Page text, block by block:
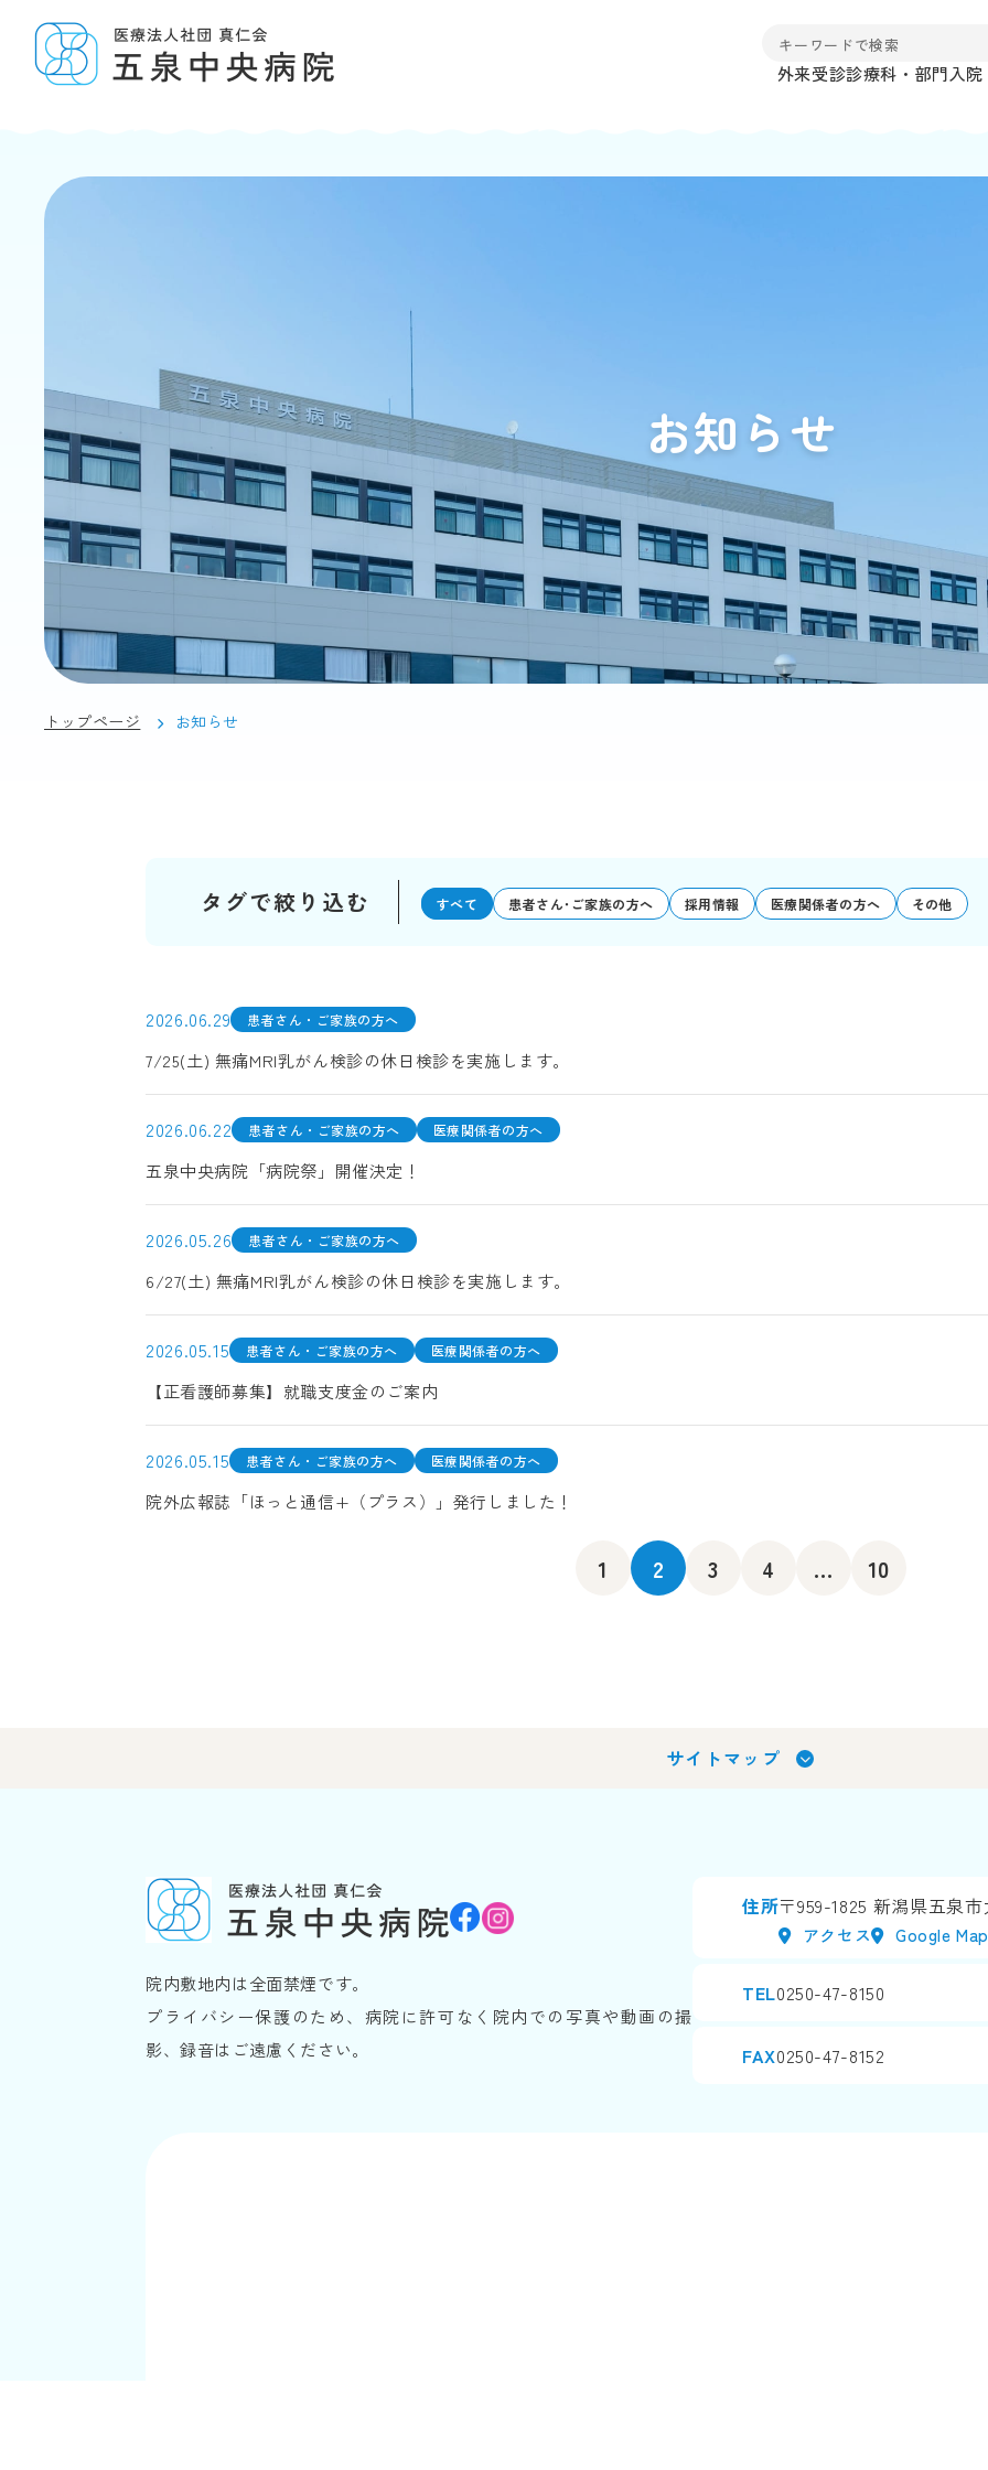
外来受診診療科・部門入
お知らせ
トップページ お知らせ
タグで絞り込む すべて 患者さん･ご家族の方へ 採用情報 医療関係者の方へ その他
2026.06.29 患者さん・ご家族の方へ
7/25(土) 無痛MRI乳がん検診の休日検診を実施します。
2026.06.22 患者さん・ご家族の方へ 医療関係者の方へ
五泉中央病院「病院祭」開催決定！
2026.05.26 患者さん・ご家族の方へ
6/27(土) 無痛MRI乳がん検診の休日検診を実施します。
2026.05.15 患者さん・ご家族の方へ 医療関係者の方へ
【正看護師募集】就職支度金のご案内
2026.05.15 患者さん・ご家族の方へ 医療関係者の方へ
院外広報誌「ほっと通信+（プラス）」発行しました！
1 2 3 4 ... 10
サイトマップ
院内敷地内は全面禁煙です。
プライバシー保護のため、病院に許可なく院内での写真や動画の撮
影、録音はご遠慮ください。
住所〒959-1825 新潟県五泉市
アクセス Google Map
TEL0250-47-8150
FAX0250-47-8152